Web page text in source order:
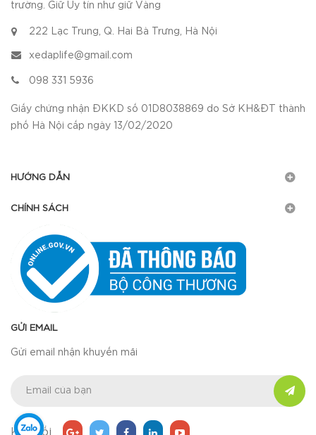
trường. Giữ Uy tín như giữ Vàng
222 Lạc Trung, Q. Hai Bà Trưng, Hà Nội
xedaplife@gmail.com
098 331 5936
Giấy chứng nhận ĐKKD số 01D8038869 do Sở KH&ĐT thành
phố Hà Nội cấp ngày 13/02/2020
HƯỚNG DẪN
CHÍNH SÁCH
GỬI EMAIL
Gửi email nhận khuyến mãi
Kết nối